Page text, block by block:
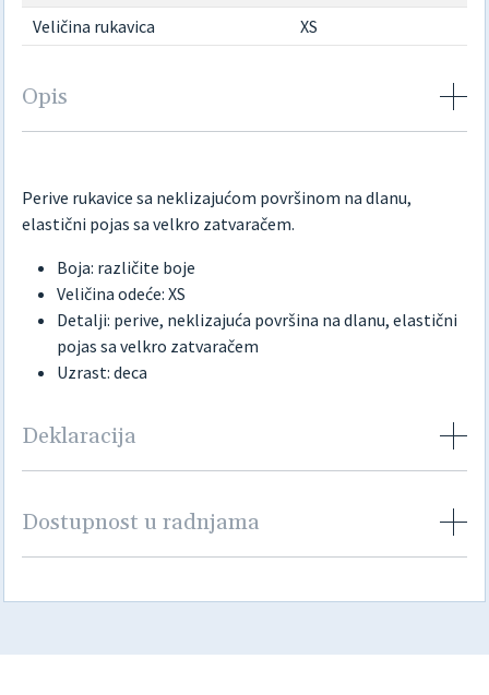
Veličina rukavica
XS
Opis
Perive rukavice sa neklizajućom površinom na dlanu,
elastični pojas sa velkro zatvaračem.
Boja: različite boje
Veličina odeće: XS
Detalji: perive, neklizajuća površina na dlanu, elastični
pojas sa velkro zatvaračem
Uzrast: deca
Deklaracija
Dostupnost u radnjama